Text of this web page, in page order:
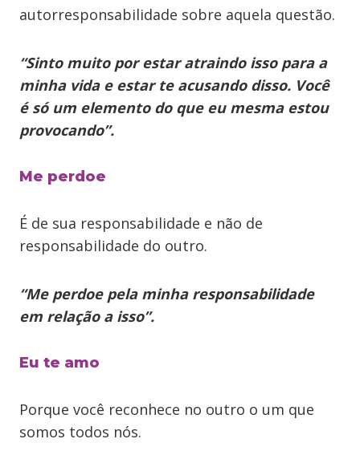
autorresponsabilidade sobre aquela questão.
“Sinto muito por estar atraindo isso para a
minha vida e estar te acusando disso. Você
é só um elemento do que eu mesma estou
provocando”.
Me perdoe
É de sua responsabilidade e não de
responsabilidade do outro.
“Me perdoe pela minha responsabilidade
em relação a isso”.
Eu te amo
Porque você reconhece no outro o um que
somos todos nós.